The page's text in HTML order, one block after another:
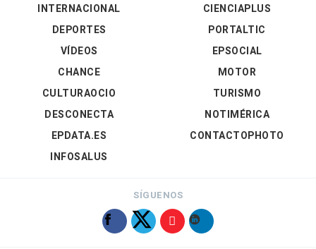
INTERNACIONAL
DEPORTES
VÍDEOS
CIENCIAPLUS
PORTALTIC
EPSOCIAL
CHANCE
CULTURAOCIO
DESCONECTA
EPDATA.ES
INFOSALUS
MOTOR
TURISMO
NOTIMÉRICA
CONTACTOPHOTO
SÍGUENOS